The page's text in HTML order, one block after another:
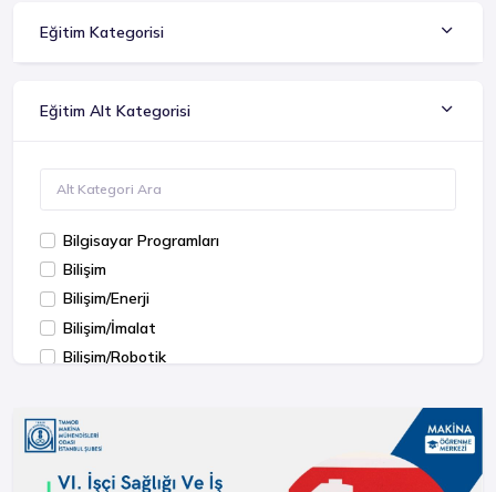
Eğitim Kategorisi
Eğitim Alt Kategorisi
Bilgisayar Programları
Bilişim
Bilişim/Enerji
Bilişim/İmalat
Bilişim/Robotik
MS Office
Simülasyon
Talaşlı İmalat